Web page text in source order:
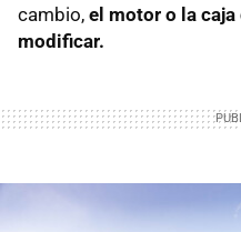
cambio, el motor o la
modificar.